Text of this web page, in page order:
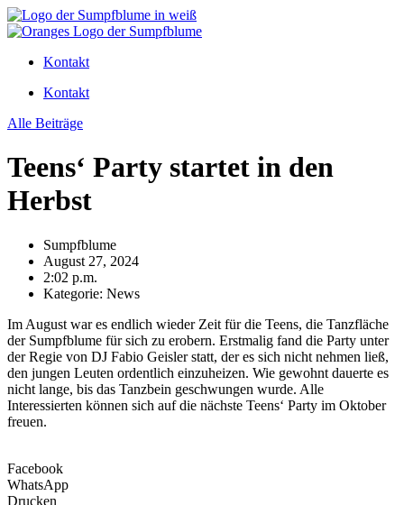
Zum
Inhalt
Kontakt
Kontakt
Alle Beiträge
Teens‘ Party startet in den
Herbst
Sumpfblume
August 27, 2024
2:02 p.m.
Kategorie: News
Im August war es endlich wieder Zeit für die Teens, die Tanzfläche
der Sumpfblume für sich zu erobern. Erstmalig fand die Party unter
der Regie von DJ Fabio Geisler statt, der es sich nicht nehmen ließ,
den jungen Leuten ordentlich einzuheizen. Wie gewohnt dauerte es
nicht lange, bis das Tanzbein geschwungen wurde. Alle
Interessierten können sich auf die nächste Teens‘ Party im Oktober
freuen.
Facebook
WhatsApp
Drucken